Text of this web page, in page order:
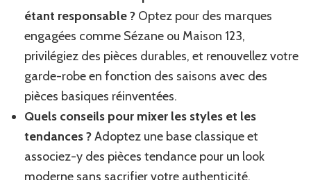
étant responsable ? Optez pour des marques
engagées comme Sézane ou Maison 123,
privilégiez des pièces durables, et renouvellez votre
garde-robe en fonction des saisons avec des
pièces basiques réinventées.
Quels conseils pour mixer les styles et les
tendances ?Adoptez une base classique et
associez-y des pièces tendance pour un look
moderne sans sacrifier votre authenticité.